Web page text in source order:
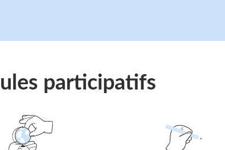
participatifs
Suivre
le
lien
le
lien